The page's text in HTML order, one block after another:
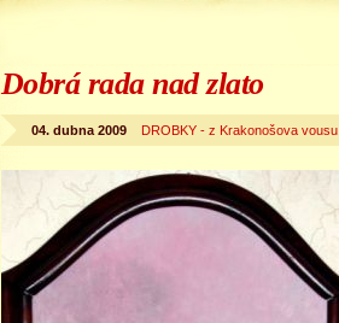
Dobrá rada nad zlato
04. dubna 2009 DROBKY - z Krakonošova vousu